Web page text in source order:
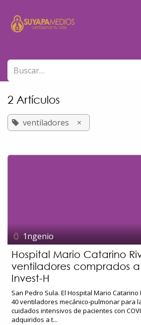
2 Artículos
ventiladores ×
1ngenio
Hospital Mario Catarino
ventiladores comprados
Invest-H
San Pedro Sula. El Hospital Mario
40 ventiladores mecánico-pulmonar para
cuidados intensivos de pacientes con
adquiridos a t...